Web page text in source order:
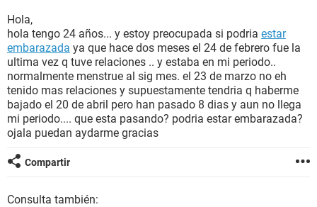
BIENESTAR
SEXUALIDAD
GLOSARIO
Hola,
hola tengo 24 años... y estoy preocupada si podria estar
embarazada ya que hace dos meses el 24 de febrero fue la
ultima vez q tuve relaciones .. y estaba en mi periodo..
normalmente menstrue al sig mes. el 23 de marzo no eh
tenido mas relaciones y supuestamente tendria q haberme
bajado el 20 de abril pero han pasado 8 dias y aun no llega
mi periodo.... que esta pasando? podria estar embarazada?
ojala puedan aydarme gracias
Compartir
Consulta también: